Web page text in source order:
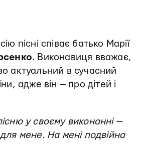
пісні співає батько Марії
. Виконавиця вважає,
актуальний в сучасний
адже він — про дітей і
у своєму виконанні —
мене. На мені подвійна